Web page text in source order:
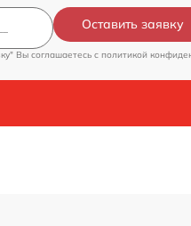
Оставить заявку
Вы соглашаетесь c политикой